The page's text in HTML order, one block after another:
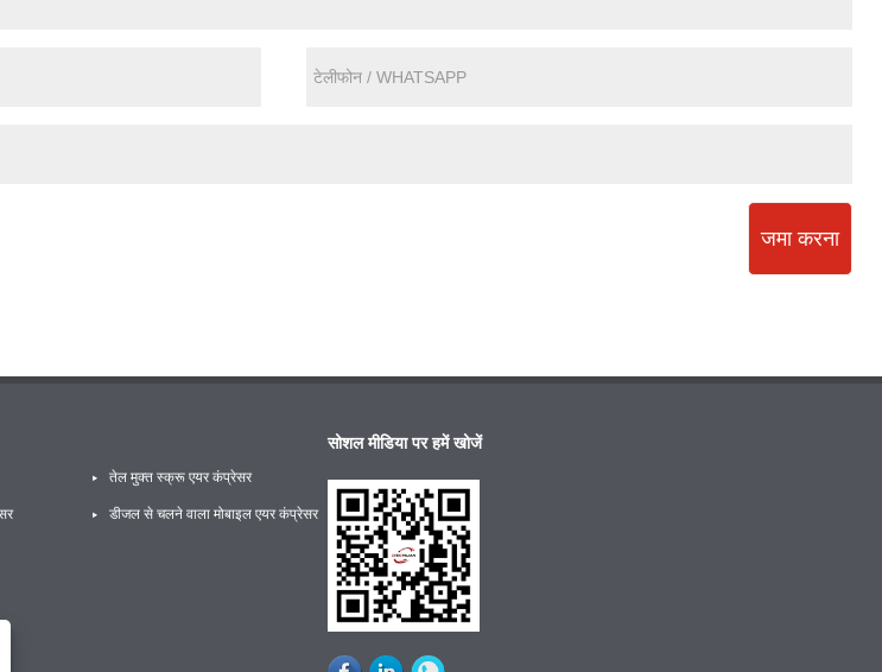
जमा करना
तेल मुक्त स्क्रू एयर कंप्रेसर
डीजल से चलने वाला मोबाइल एयर कंप्रेसर
सोशल मीडिया पर हमें खोजें